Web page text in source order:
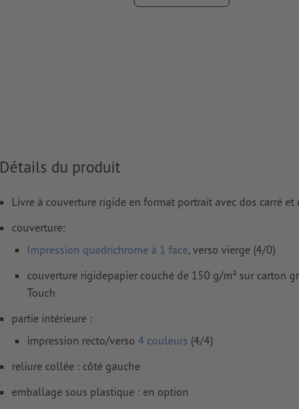
FOGRA52 (PSO Uncoated v3 FOGRA52) pour les papiers non
Détails du produit
Livre à couverture rigide en format portrait avec dos carré et
couverture:
Impression quadrichrome à 1 face, verso vierge (4/0)
couverture rigidepapier couché de 150 g/m² sur carton
Touch
partie intérieure :
impression recto/verso 4 couleurs (4/4)
reliure collée : côté gauche
emballage sous plastique : en option